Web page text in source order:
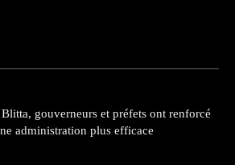
gouverneurs et préfets ont renforcé
administration plus efficace